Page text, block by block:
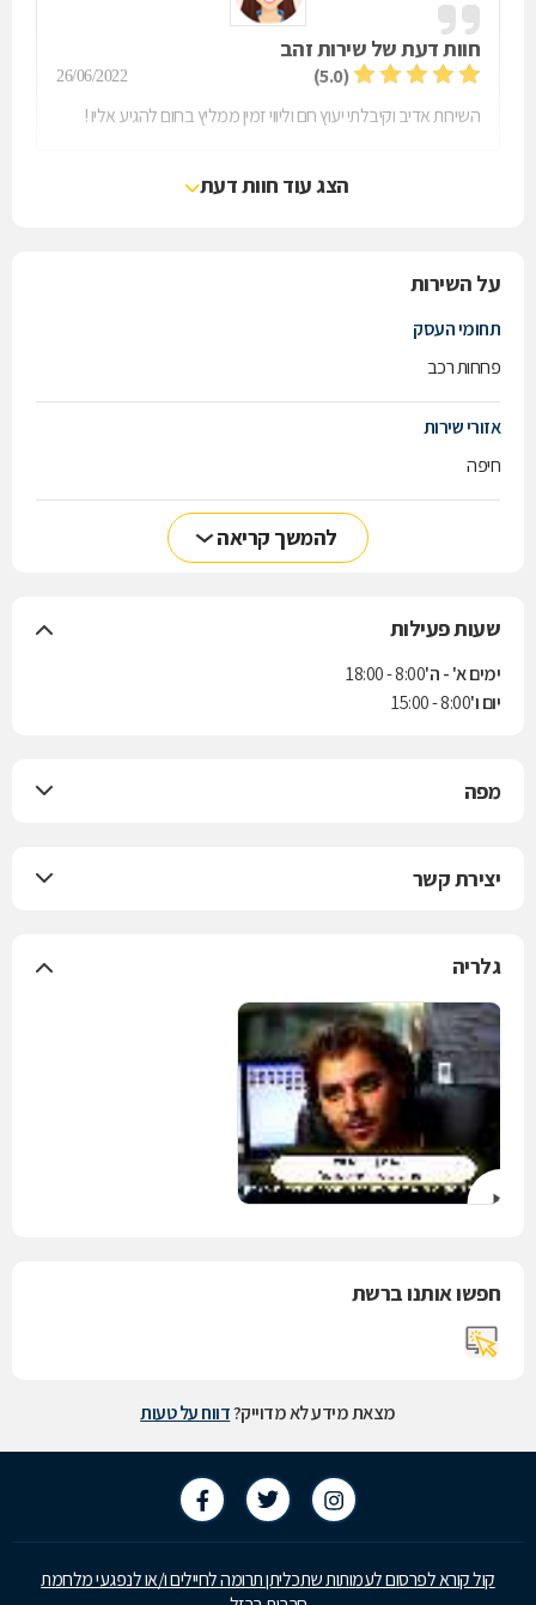
חוות דעת של שירות זהב
(5.0)
26/06/2022
השירות אדיב וקיבלתי יעוץ חם וליווי זמין ממליץ בחום להגיע אליו !
הצג עוד חוות דעת
על השירות
תחומי העסק
פחחות רכב
אזורי שירות
חיפה
להמשך קריאה
שעות פעילות
ימים א' - ה'8:00 - 18:00
יום ו'8:00 - 15:00
מפה
יצירת קשר
גלריה
חפשו אותנו ברשת
מצאת מידע לא מדוייק?דווח על טעות
קול קורא לפרסום לעמותות שתכליתן תרומה לחיילים ו/או לנפגעי מלחמת